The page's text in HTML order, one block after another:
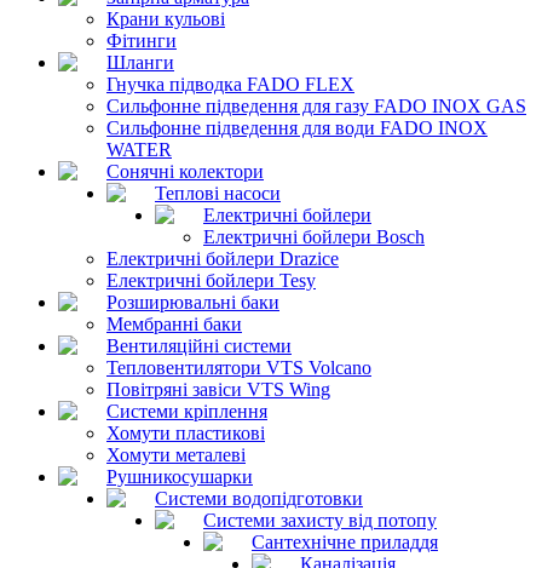
Крани кульові
Фітинги
Шланги
Гнучка підводка FADO FLEX
Сильфонне підведення для газу FADO INOX GAS
Сильфонне підведення для води FADO INOX
WATER
Сонячні колектори
Теплові насоси
Електричні бойлери
Електричні бойлери Bosch
Електричні бойлери Drazice
Електричні бойлери Tesy
Розширювальні баки
Мембранні баки
Вентиляційні системи
Тепловентилятори VTS Volcano
Повітряні завіси VTS Wing
Системи кріплення
Хомути пластикові
Хомути металеві
Рушникосушарки
Системи водопідготовки
Системи захисту від потопу
Сантехнічне приладдя
Каналізація